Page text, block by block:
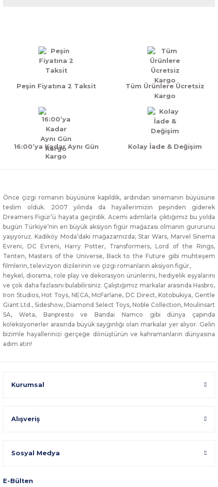
Peşin Fiyatına 2 Taksit
Tüm Ürünlere Ücretsiz
Kargo
16:00’ya Kadar Aynı Gün
Kargo
Kolay İade & Değişim
Önce çizgi romanın büyüsüne kapıldık, ardından sinemanın büyüsüne
teslim olduk. 2007 yılında da hayallerimizin peşinden giderek
Dreamers Figür’ü hayata geçirdik. Acemi adımlarla çıktığımız bu yolda
bugün Türkiye’nin en büyük aksiyon figür mağazası olmanın gururunu
yaşıyoruz. Kadıköy Moda’daki mağazamızda; Star Wars, Marvel Sinema
Evreni, DC Evreni, Harry Potter, Transformers, Lord of the Rings,
Tenten, Masters of the Universe, Back to the Future gibi muhteşem
filmlerin, televizyon dizilerinin ve çizgi romanların aksiyon figür,
heykel, diorama, role play ve dekorasyon ürünlerini, hediyelik eşyalarını
ve çok daha fazlasını bulabilirsiniz. Çalıştığımız markalar arasında Hasbro,
Iron Studios, Hot Toys, NECA, McFarlane, DC Direct, Kotobukiya, Gentle
Giant Ltd., Sideshow, Diamond Select Toys, Noble Collection, Moulinsart
SA, Weta, Banpresto ve Bandai Namco gibi dünya çapında
koleksiyonerler arasında büyük saygınlığı olan markalar yer alıyor. Gelin
bizimle hayallerinizi gerçeğe dönüştürün ve kahramanların dünyasına
adım atın!
Kurumsal
Alışveriş
Sosyal Medya
E-Bülten